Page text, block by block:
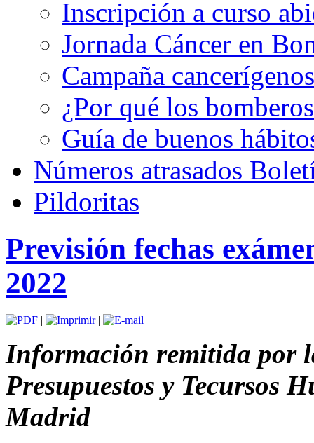
Inscripción a curso
Jornada Cáncer en
Campaña
¿Por qué los
Guía de buenos
Números atrasados
Pildoritas
Previsión fechas
2022
| |
Información remitida por
Presupuestos y Tecursos
Madrid